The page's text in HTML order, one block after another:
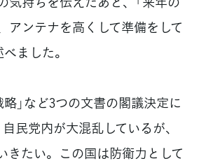
アンテナを高くして準備をして
ました。
」など3つの文書の閣議決定に
民党内が大混乱しているが、
きたい。この国は防衛力として